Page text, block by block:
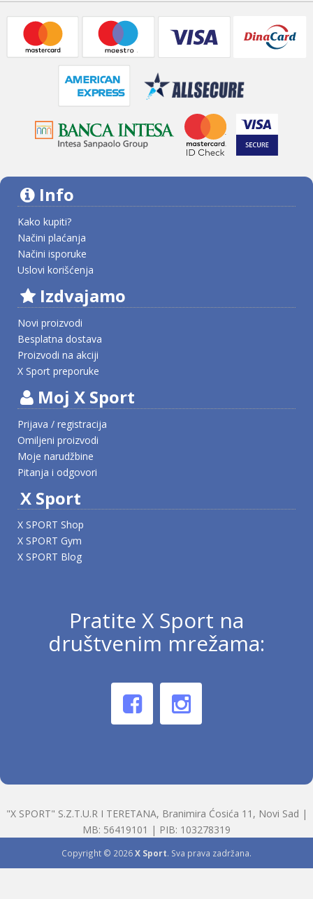
Info
Kako kupiti?
Načini plaćanja
Načini isporuke
Uslovi korišćenja
Izdvajamo
Novi proizvodi
Besplatna dostava
Proizvodi na akciji
X Sport preporuke
Moj X Sport
Prijava / registracija
Omiljeni proizvodi
Moje narudžbine
Pitanja i odgovori
X Sport
X SPORT Shop
X SPORT Gym
X SPORT Blog
Pratite X Sport na
društvenim mrežama:
"X SPORT" S.Z.T.U.R I TERETANA, Branimira Ćosića 11, Novi Sad |
MB: 56419101 | PIB: 103278319
Copyright © 2026X Sport. Sva prava zadržana.